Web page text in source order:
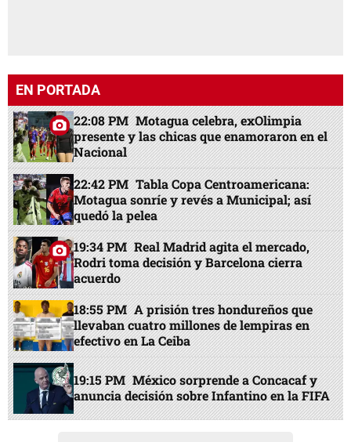
EN PORTADA
22:08 PM Motagua celebra, exOlimpia
presente y las chicas que enamoraron en el
Nacional
22:42 PM Tabla Copa Centroamericana:
Motagua sonríe y revés a Municipal; así
quedó la pelea
19:34 PM Real Madrid agita el mercado,
Rodri toma decisión y Barcelona cierra
acuerdo
18:55 PM A prisión tres hondureños que
llevaban cuatro millones de lempiras en
efectivo en La Ceiba
19:15 PM México sorprende a Concacaf y
anuncia decisión sobre Infantino en la FIFA